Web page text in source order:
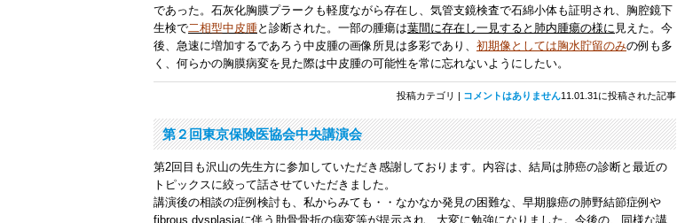
であった。石灰化胸膜プラークも軽度ながら存在し、気管支鏡検査で石綿小体も証明され、胸腔鏡下
生検で二相型中皮腫と診断された。一部の腫瘍は葉間に存在し一見すると肺内腫瘍の様に 見えた。今
後、急速に増加するであろう中皮腫の画像所見は多彩であり、 初期像としては胸水貯留のみの例も多
く、何らかの胸膜病変を見た際は中皮腫の可能性を常に忘れないようにしたい。
投稿カテゴリ | コメントはありません11.01.31に投稿された記事
第２回東京保険医協会中央講演会
第2回目も沢山の先生方に参加していただき感謝しております。内容は、結局は肺癌の診断と最近の
トピックスに絞って話させていただきました。
講演後の相談の症例検討も、私からみても・・なかなか発見の困難な、早期腺癌の肺野結節症例や
fibrous dysplasiaに伴う肋骨骨折の病変等が提示され、大変に勉強になりました。今後の、同様な講